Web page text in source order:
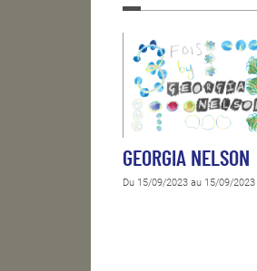
GEORGIA NELSON
Du 15/09/2023 au 15/09/2023